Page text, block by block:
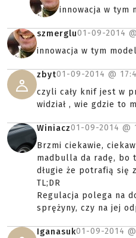
innowacja w tym
szmerglu01-09-2014 @
innowacja w tym
zbyt01-09-2014 @
czyli cały knif jest w
widział , wie gdzie to
Winiacz01-09-2014 @
Brzmi ciekawie,
madbulla da radę, bo
długie że potrafią się
TL;DR
Regulacja polega na
sprężyny, czy na jej
Iganasuk01-09-2014 @